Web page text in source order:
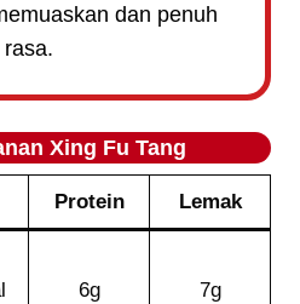
dan penuh
rasa.
Xing Fu Tang
Protein Lemak
6g 7g